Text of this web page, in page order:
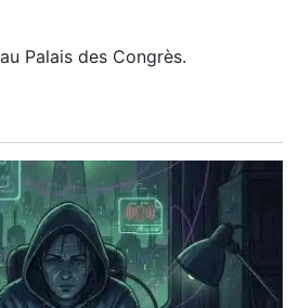
Palais des Congrès.